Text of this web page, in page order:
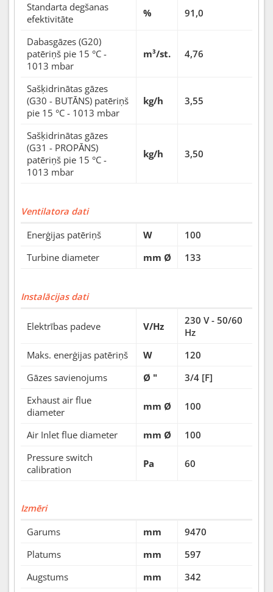
Standarta degšanas
efektivitāte
% 91,0
Dabasgāzes (G20)
patēriņš pie 15 °C -
1013 mbar
m³/st. 4,76
Sašķidrinātas gāzes
(G30 - BUTĀNS) patēriņš
pie 15 °C - 1013 mbar
kg/h 3,55
Sašķidrinātas gāzes
(G31 - PROPĀNS)
patēriņš pie 15 °C -
1013 mbar
kg/h 3,50
Ventilatora dati
Enerģijas patēriņš
W
100
Turbine diameter
mm Ø 133
Instalācijas dati
Elektrības padeve V/Hz
230 V - 50/60
Hz
Maks. enerģijas patēriņš
W
120
Gāzes savienojums
Ø "
3/4 [F]
Exhaust air flue
diameter
mm Ø 100
Air Inlet flue diameter mm Ø
100
Pressure switch
calibration
Pa 60
Izmēri
Garums
mm
9470
Platums
mm
597
Augstums
mm 342